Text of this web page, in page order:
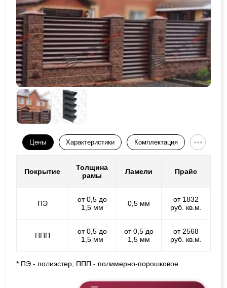
Цены Характеристики Комплектация
Покрытие
Толщина
рамы
Ламели Прайс
ПЭ
от 0,5 до
1,5 мм
0,5 мм
от 1832
руб. кв.м.
ППП
от 0,5 до
1,5 мм
от 0,5 до
1,5 мм
от 2568
руб. кв.м.
* ПЭ - полиэстер, ППП - полимерно-порошковое